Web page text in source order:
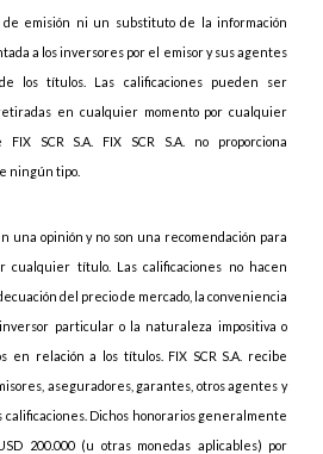
de emisión ni un substituto de la información
a los inversores por el emisor y sus agentes
los títulos. Las calificaciones pueden ser
en cualquier momento por cualquier
SCR S.A. FIX SCR S.A. no proporciona
ningún tipo.
una opinión y no son una recomendación para
cualquier título. Las calificaciones no hacen
del precio de mercado, la conveniencia
particular o la naturaleza impositiva o
en relación a los títulos. FIX SCR S.A. recibe
aseguradores, garantes, otros agentes y
calificaciones. Dichos honorarios generalmente
200.000 (u otras monedas aplicables) por